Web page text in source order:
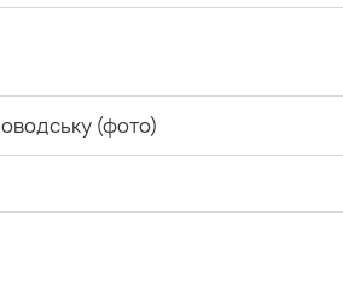
(фото)